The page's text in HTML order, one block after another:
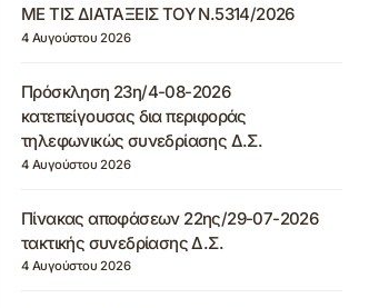
ΜΕ ΤΙΣ ΔΙΑΤΑΞΕΙΣ ΤΟΥ Ν.5314/2026
4 Αυγούστου 2026
Πρόσκληση 23η/4-08-2026
κατεπείγουσας δια περιφοράς
τηλεφωνικώς συνεδρίασης Δ.Σ.
4 Αυγούστου 2026
Πίνακας αποφάσεων 22ης/29-07-2026
τακτικής συνεδρίασης Δ.Σ.
4 Αυγούστου 2026